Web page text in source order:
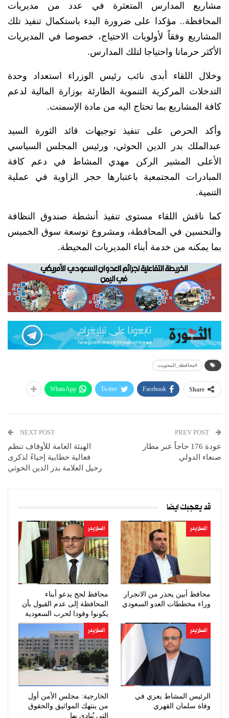
مشاريع المدارس المتعثرة في عدد من مديريات
المحافظة.. مؤكدا على ضرورة البدء باستكمال تنفيذ تلك
المشاريع وفقاً لأولويات الاحتياج، خصوصا في المديريات
الأكثر حرمانا واحتياجا لتلك المدارس.
وخلال اللقاء أبدى نائب رئيس الوزراء استعداد وحدة
التدخلات المركزية التنموية الطارئة بوزارة المالية لدعم
كافة المشاريع بما تحتاج اليه من مادة الإسمنت.
وأكد الحرص على تنفيذ توجيهات قائد الثورة السيد
عبدالملك بدر الدين الحوثي، ورئيس المجلس السياسي
الأعلى المشير الركن مهدي المشاط في دعم كافة
المبادرات المجتمعية باعتبارها حجر الزاوية في عملية
التنمية.
كما ناقش اللقاء مستوى تنفيذ أنشطة صندوق النظافة
والتحسين في المحافظة، ومشروع توسعة سوق الخميس
بما يمكنه من خدمة أبناء المديريات المحيطة.
#محافظة_المحويت
Share
Facebook
Twitter
WhatsApp
عودة 176 حاجاً عبر مطار
صنعاء الدولي
NEXT POST
الهيئة العامة للأوقاف تنظم
فعالية خطابية إحياءً لذكرى
رحيل العلامة بدر الدين الحوثي
قد يعجبك ايضا
السلايدر
محافظ أبين يحذر من الانجرار
وراء مخططات العدو السعودي
السلايدر
محافظ لحج يدعو أبناء
المحافظة إلى عدم القبول بأن
يكونوا وقودا لحرب السعودية
السلايدر
الرئيس المشاط يعزي في
وفاة سلمان القهري
السلايدر
الخارجية: مجلس الأمن أول
من ينتهك المواثيق والحقوق
التي يُنادي بها